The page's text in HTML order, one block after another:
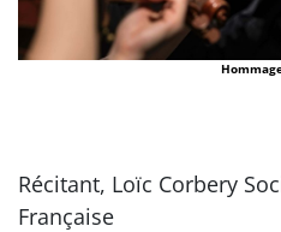
Récitant, Loïc Corbery
Française